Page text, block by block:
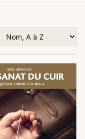
de vos
nouveau
littéraires
bases. Un
le choix du
bien plus